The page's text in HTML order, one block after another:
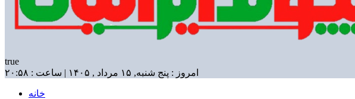
true
امروز : پنج شنبه, ۱۵ مرداد , ۱۴۰۵ | ساعت : ۲۰:۵۸
خانه